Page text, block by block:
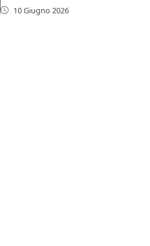
10 Giugno 2026